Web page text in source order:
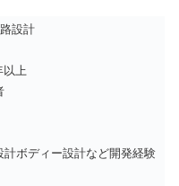
設計
以上
ボディー設計など開発経験